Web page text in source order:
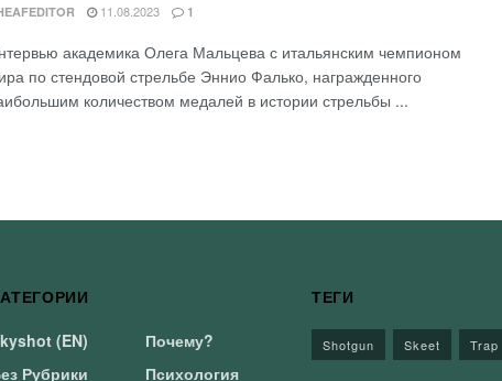
11.08.2023 1
академика Олега Мальцева с итальянским чемпионом
по стендовой стрельбе Эннио Фалько, награжденного
количеством медалей в истории стрельбы ...
(EN)
Рубрики
Почему?
Психология
ТЕГИ
Shotgun Skeet Trap